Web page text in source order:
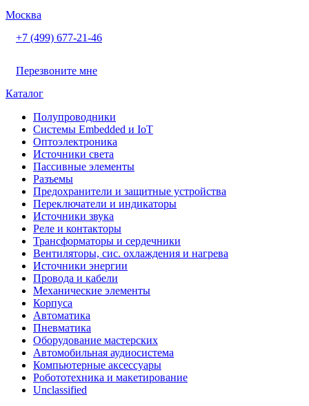
Москва
+7 (499) 677-21-46
Перезвоните мне
Каталог
Полупроводники
Системы Embedded и IoT
Oптоэлектроника
Источники света
Пассивные элементы
Разъeмы
Предохранители и защитные устройства
Переключатели и индикаторы
Источники звука
Реле и контакторы
Трансформаторы и сердечники
Вентиляторы, сис. охлаждения и нагрева
Источники энергии
Провода и кабели
Механические элементы
Корпуса
Автоматика
Пневматика
Оборудование мастерских
Автомобильная аудиосистема
Компьютерные аксессуары
Робототехника и макетирование
Unclassified